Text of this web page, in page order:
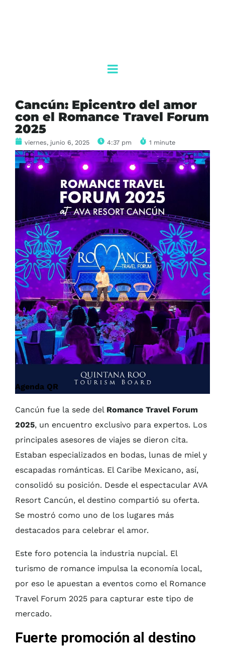
Cancún: Epicentro del amor
con el Romance Travel Forum
2025
viernes, junio 6, 2025 4:37 pm 1 minute
Agenda QR
Cancún fue la sede del Romance Travel Forum
2025, un encuentro exclusivo para expertos. Los
principales asesores de viajes se dieron cita.
Estaban especializados en bodas, lunas de miel y
escapadas románticas. El Caribe Mexicano, así,
consolidó su posición. Desde el espectacular AVA
Resort Cancún, el destino compartió su oferta.
Se mostró como uno de los lugares más
destacados para celebrar el amor.
Este foro potencia la industria nupcial. El
turismo de romance impulsa la economía local,
por eso le apuestan a eventos como el Romance
Travel Forum 2025 para capturar este tipo de
mercado.
Fuerte promoción al destino